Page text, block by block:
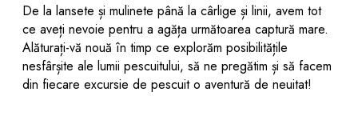
De la lansete și mulinete până la cârlige și linii, avem tot
ce aveți nevoie pentru a agăța următoarea captură mare.
Alăturați-vă nouă în timp ce explorăm posibilitățile
nesfârșite ale lumii pescuitului, să ne pregătim și să facem
din fiecare excursie de pescuit o aventură de neuitat!